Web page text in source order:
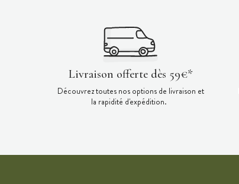
Livraison offerte dès 59€*
Découvrez toutes nos options de livraison et
la rapidité d'expédition.